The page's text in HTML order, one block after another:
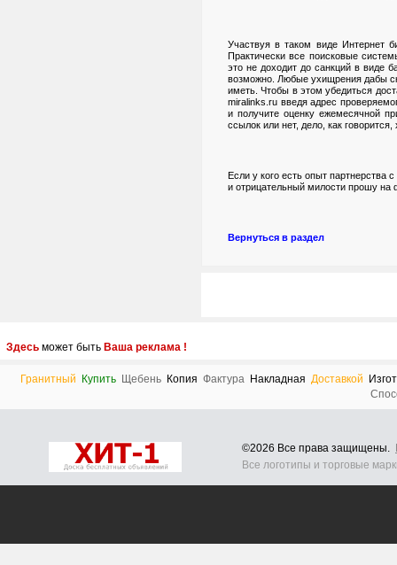
Участвуя в таком виде Интернет
Практически все поисковые
это не доходит до санкций в виде
возможно. Любые ухищрения дабы
иметь. Чтобы в этом убедиться
miralinks.ru введя адрес
и получите оценку ежемесячной
ссылок или нет, дело, как говорится,
Если у кого есть опыт партнерства
и отрицательный милости прошу
Вернуться в раздел
Здесь может быть Ваша реклама !
Гранитный Купить Щебень Копия Фактура Накладная Доставкой
©2026 Все права защищены.
Все логотипы и торговые